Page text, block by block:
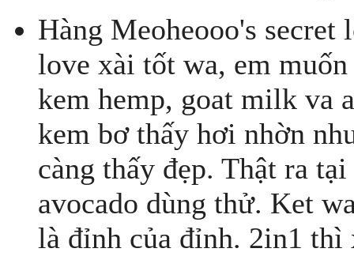
Hàng Meoheooo's
love xài tốt wa, em
kem hemp, goat milk va
kem bơ thấy hơi nhờn
càng thấy đẹp. Thật ra
avocado dùng thử. Ket
là đỉnh của đỉnh. 2in1